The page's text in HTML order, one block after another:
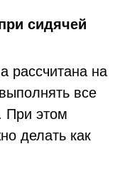
сидячей
рассчитана на
все
При этом
делать как